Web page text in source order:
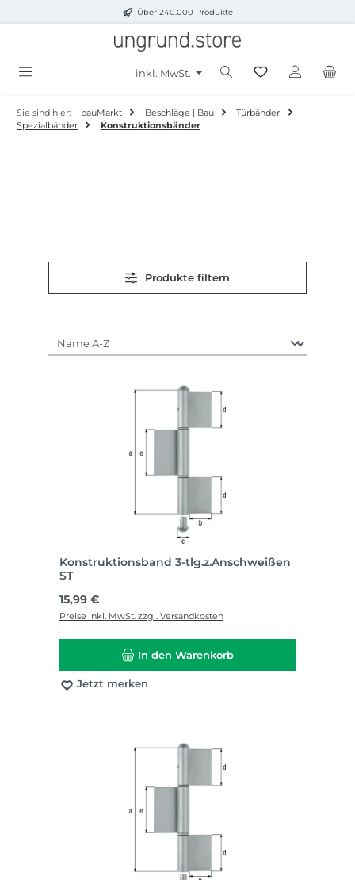
Zum Hauptinhalt springenÜber 240.000 Produkte
inkl. MwSt.
Sie sind hier: bauMarkt Beschläge | Bau
Türbänder
Spezialbänder
Konstruktionsbänder
Produkte filtern
Konstruktionsband 3-tlg.z.Anschweißen
ST
Regulärer Preis:
15,99 €
Preise inkl. MwSt. zzgl. Versandkosten
In den Warenkorb
Jetzt merken